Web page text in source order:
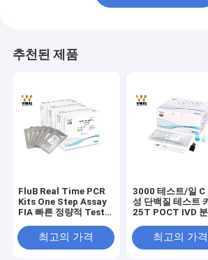
추천된 제품
FluB Real Time PCR
Kits One Step Assay
FIA 빠른 정량적 Test
최고의 가격
3000 테스트/일 C
성 단백질 테스트
25T POCT IVD 분
최고의 가격